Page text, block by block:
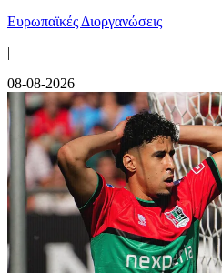
Ευρωπαϊκές Διοργανώσεις
|
08-08-2026